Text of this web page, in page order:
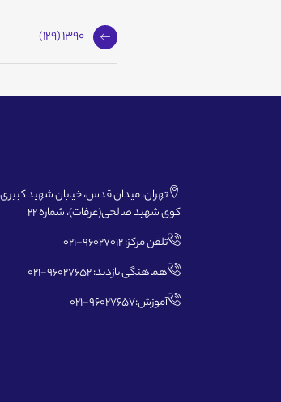
1390 (129)
تهران، میدان قدس، خیابان شهید کبیری
کوی شهید صالحی(عرفات)، شماره 22
تلفن مرکز: 96027012-021
هماهنگی بازدید: 96027652-021
آموزش:96027657-021